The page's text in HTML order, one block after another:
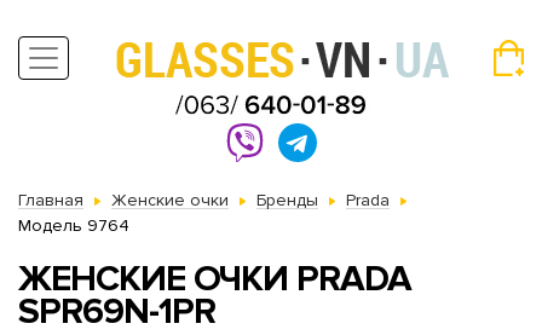
Главная Женские очки Бренды
Prada
Модель 9764
ЖЕНСКИЕ ОЧКИ PRADA
SPR69N-1PR